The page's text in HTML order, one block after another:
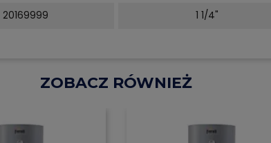
20169999 1 1/4"
ZOBACZ RÓWNIEŻ